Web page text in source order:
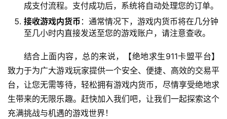
成支付流程。支付成功后，系统将自动处理您的订单。
接收游戏内货币 ：通常情况下，游戏内货币将在几分钟
至几小时内直接发送至您的游戏账户，请注意查收。
结合上面内容，总的来说，【绝地求生911卡盟平台】
致力于为广大游戏玩家提供一个安全、便捷、高效的交易平
台，让您无需等待，轻松拥有游戏内货币，尽情享受绝地求
生带来的无限乐趣。赶快加入我们吧，让我们一起探索这个
充满挑战与机遇的游戏世界！